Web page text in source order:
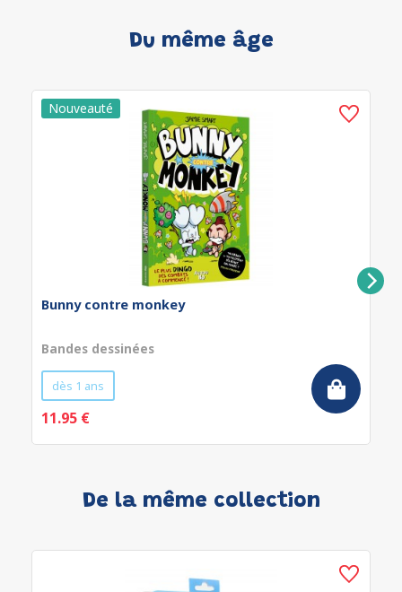
Du même âge
Bunny contre monkey
Bandes dessinées
dès 1 ans
11.95 €
De la même collection